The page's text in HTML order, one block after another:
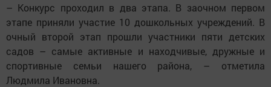
– Конкурс проходил в два этапа. В заочном первом
этапе приняли участие 10 дошкольных учреждений. В
очный второй этап прошли участники пяти детских
садов – самые активные и находчивые, дружные и
спортивные семьи нашего района, – отметила
Людмила Ивановна.